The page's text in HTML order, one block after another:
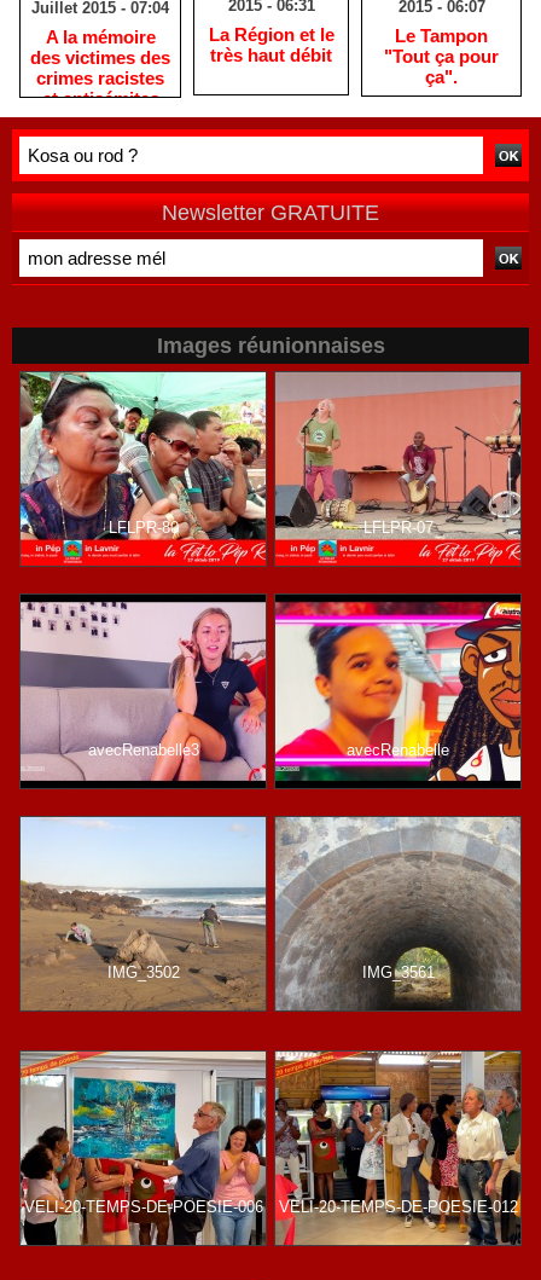
Juillet 2015 - 07:04
A la mémoire
des victimes des
crimes racistes
et antisémites
2015 - 06:31
La Région et le
très haut débit
2015 - 06:07
Le Tampon
"Tout ça pour
ça".
Newsletter GRATUITE
Images réunionnaises
LFLPR-80 LFLPR-07
avecRenabelle3 avecRenabelle
IMG_3502 IMG_3561
VELI-20-TEMPS-DE-POESIE-006 VELI-20-TEMPS-DE-POESIE-012